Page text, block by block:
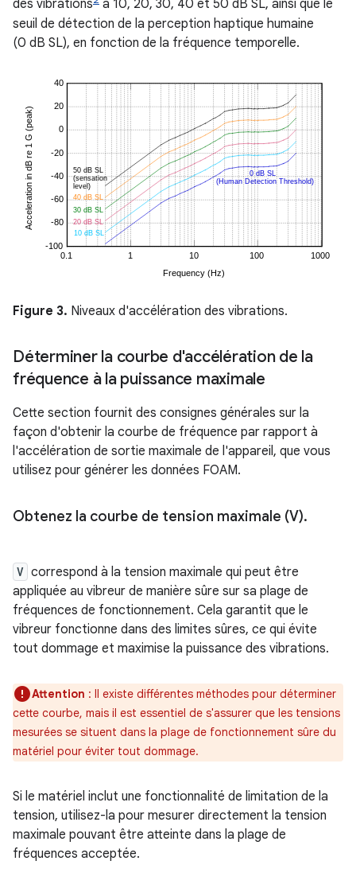
des vibrations
à 10, 20, 30, 40 et 50 dB SL, ainsi que le
seuil de détection de la perception haptique humaine
(0 dB SL), en fonction de la fréquence temporelle.
Figure 3. Niveaux d'accélération des vibrations.
Déterminer la courbe d'accélération de la
fréquence à la puissance maximale
Cette section fournit des consignes générales sur la
façon d'obtenir la courbe de fréquence par rapport à
l'accélération de sortie maximale de l'appareil, que vous
utilisez pour générer les données FOAM.
Obtenez la courbe de tension maximale (V).
V correspond à la tension maximale qui peut être
appliquée au vibreur de manière sûre sur sa plage de
fréquences de fonctionnement. Cela garantit que le
vibreur fonctionne dans des limites sûres, ce qui évite
tout dommage et maximise la puissance des vibrations.
Attention : Il existe différentes méthodes pour déterminer
cette courbe, mais il est essentiel de s'assurer que les tensions
mesurées se situent dans la plage de fonctionnement sûre du
matériel pour éviter tout dommage.
Si le matériel inclut une fonctionnalité de limitation de la
tension, utilisez-la pour mesurer directement la tension
maximale pouvant être atteinte dans la plage de
fréquences acceptée.